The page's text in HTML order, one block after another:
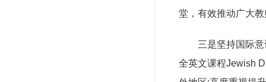
堂，有效推动广大
三是坚持国际
全英文课程Jewish